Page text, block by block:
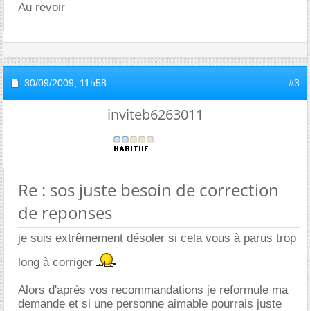
Au revoir
30/09/2009, 11h58 #3
inviteb6263011
Re : sos juste besoin de correction
de reponses
je suis extrêmement désoler si cela vous à parus trop
long à corriger
Alors d'après vos recommandations je reformule ma
demande et si une personne aimable pourrais juste